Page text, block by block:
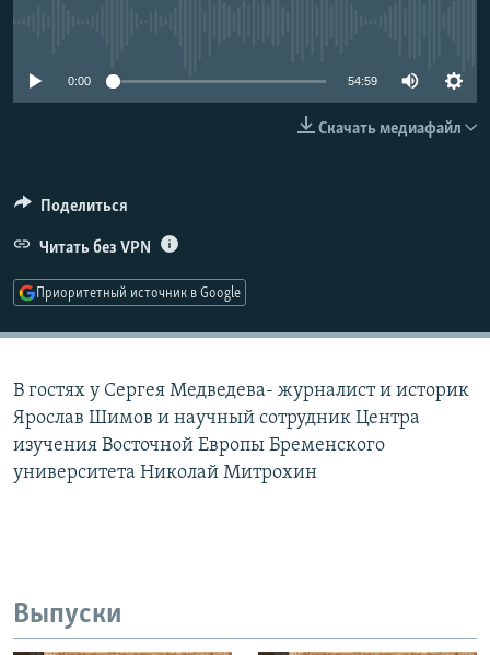
0:00 54:59
Скачать медиафайл
Поделиться
Читать без VPN
Приоритетный источник в Google
В гостях у Сергея Медведева- журналист и историк
Ярослав Шимов и научный сотрудник Центра
изучения Восточной Европы Бременского
университета Николай Митрохин
Выпуски